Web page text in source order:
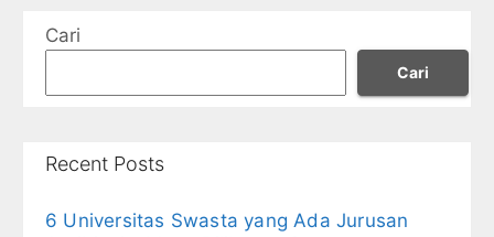
Cari
Cari
Recent Posts
6 Universitas Swasta yang Ada Jurusan